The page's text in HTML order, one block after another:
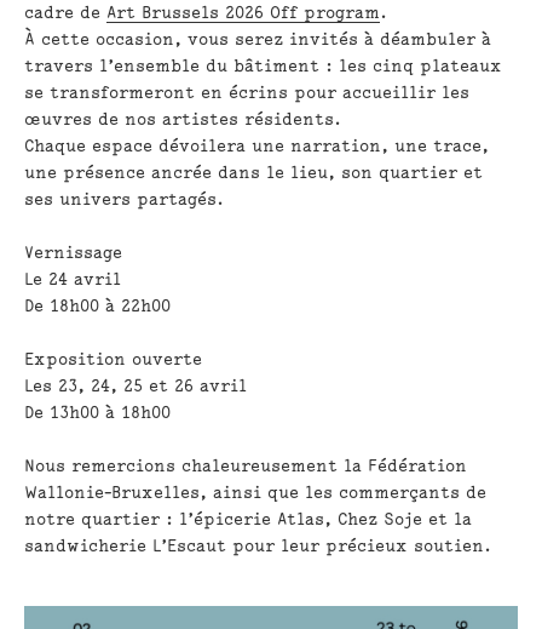
cadre de Art Brussels 2026 Off program .
À cette occasion, vous serez invités à déambuler à
travers l’ensemble du bâtiment : les cinq plateaux
se transformeront en écrins pour accueillir les
œuvres de nos artistes résidents.
Chaque espace dévoilera une narration, une trace,
une présence ancrée dans le lieu, son quartier et
ses univers partagés.
Vernissage
Le 24 avril
De 18h00 à 22h00
Exposition ouverte
Les 23, 24, 25 et 26 avril
De 13h00 à 18h00
Nous remercions chaleureusement la Fédération
Wallonie-Bruxelles, ainsi que les commerçants de
notre quartier : l’épicerie Atlas, Chez Soje et la
sandwicherie L’Escaut pour leur précieux soutien.